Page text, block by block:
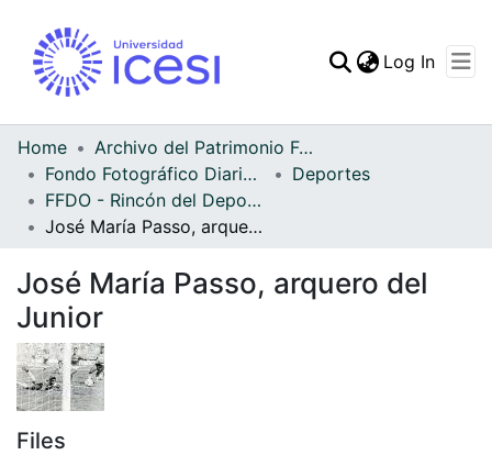
Statistics
Log In
Home
Archivo del Patrimonio Fotográfico y Fílmico del Valle del Cauca
Fondo Fotográfico Diario Occidente
Deportes
FFDO - Rincón del Deportivo Cali - Patrimonial
José María Passo, arquero del Junior
José María Passo, arquero del
Junior
Files